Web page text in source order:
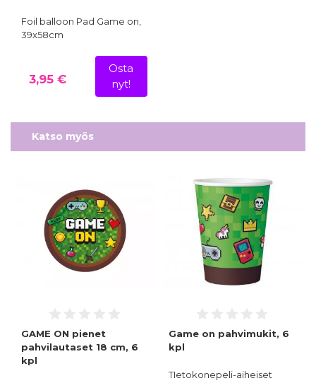
Foil balloon Pad Game on,
39x58cm
3,95 €
Osta
nyt!
Katso myös
GAME ON pienet
pahvilautaset 18 cm, 6
kpl
Game on pahvimukit, 6
kpl
TIetokonepeli-aiheiset